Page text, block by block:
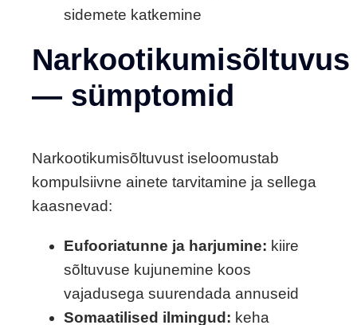
sidemete katkemine
Narkootikumisõltuvus
— sümptomid
Narkootikumisõltuvust iseloomustab
kompulsiivne ainete tarvitamine ja sellega
kaasnevad:
Eufooriatunne ja harjumine: kiire
sõltuvuse kujunemine koos
vajadusega suurendada annuseid
Somaatilised ilmingud: keha